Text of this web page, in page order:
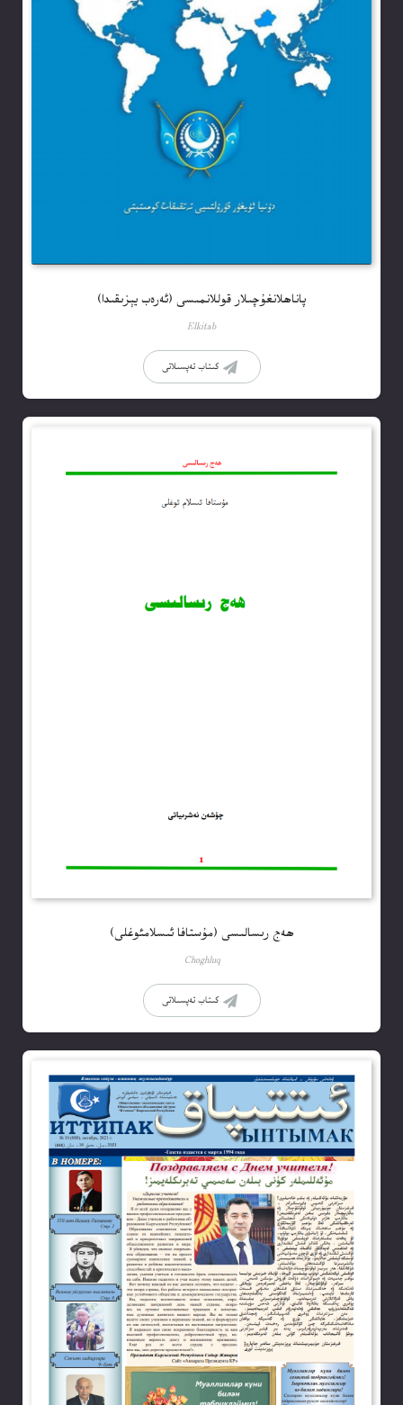
پاناھلانغۇچىلار قوللانمىسى (ئەرەب يېزىقىدا)
Elkitab
كىتاب تەپسىلاتى
ھەج رىسالىسى (مۇستافا ئىسلامئوغلى)
Choghluq
كىتاب تەپسىلاتى